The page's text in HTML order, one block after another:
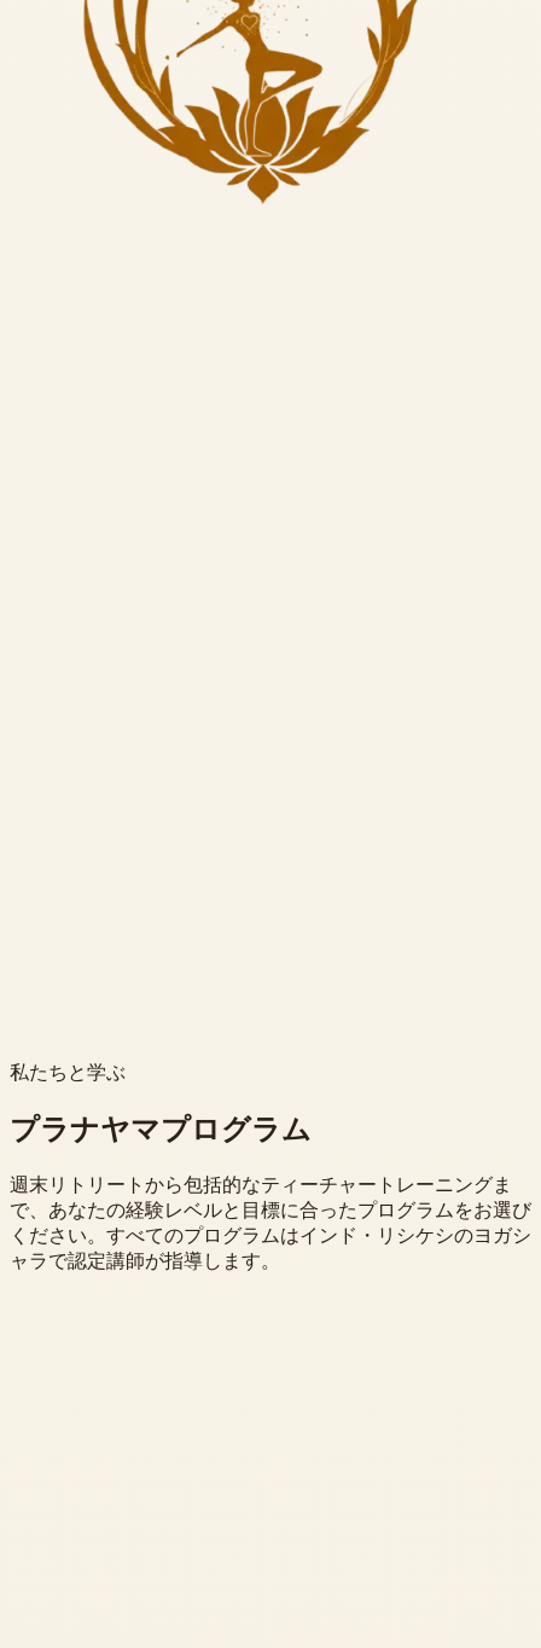
私たちと学ぶ
プラナヤマプログラム
週末リトリートから包括的なティーチャートレーニングま
で、あなたの経験レベルと目標に合ったプログラムをお選び
ください。すべてのプログラムはインド・リシケシのヨガシ
ャラで認定講師が指導します。